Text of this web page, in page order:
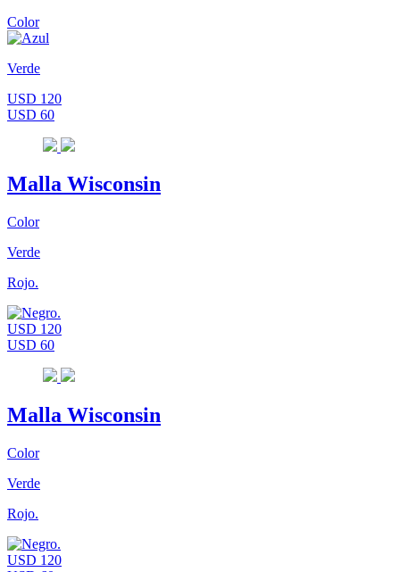
Color
Verde
USD 120
USD 60
Malla Wisconsin
Color
Verde
Rojo.
USD 120
USD 60
Malla Wisconsin
Color
Verde
Rojo.
USD 120